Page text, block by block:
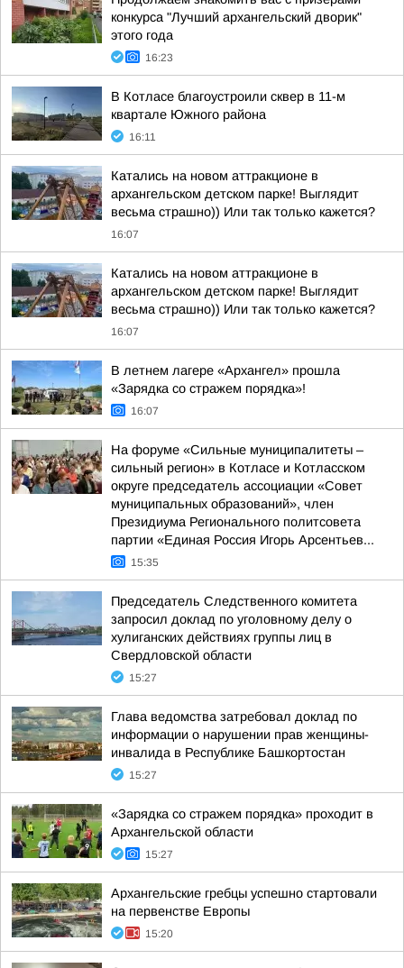
конкурса "Лучший архангельский дворик"
этого года
16:23
В Котласе благоустроили сквер в 11-м
квартале Южного района
16:11
Катались на новом аттракционе в
архангельском детском парке! Выглядит
весьма страшно)) Или так только кажется?
16:07
Катались на новом аттракционе в
архангельском детском парке! Выглядит
весьма страшно)) Или так только кажется?
16:07
В летнем лагере «Архангел» прошла
«Зарядка со стражем порядка»!
16:07
На форуме «Сильные муниципалитеты –
сильный регион» в Котласе и Котласском
округе председатель ассоциации «Совет
муниципальных образований», член
Президиума Регионального политсовета
партии «Единая Россия Игорь Арсентьев...
15:35
Председатель Следственного комитета
запросил доклад по уголовному делу о
хулиганских действиях группы лиц в
Свердловской области
15:27
Глава ведомства затребовал доклад по
информации о нарушении прав женщины-
инвалида в Республике Башкортостан
15:27
«Зарядка со стражем порядка» проходит в
Архангельской области
15:27
Архангельские гребцы успешно стартовали
на первенстве Европы
15:20